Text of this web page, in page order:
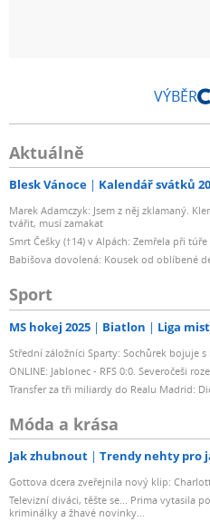
VÝBĚR
Aktuálně
Blesk Vánoce Kalendář svátků
Marek Adamczyk: Jsem z něj zklamaný.
tvářit, musí zamakat
Smrt Češky (†14) v Alpách: Zemřela při
Babišova dovolená: Kousek od oblíbené
Sport
MS hokej 2025 Biatlon Liga
Střední záložníci Sparty: Sochůrek bojuje
ONLINE: Jablonec - RFS 0:0. Severočeši
Transfer za tři miliardy do Realu Madrid:
Móda a krása
Jak zhubnout Trendy nehty pro
Gottova dcera zveřejnila nový klip:
Televizní diváci, těšte se... Prima vytasila
kriminálky a žhavé novinky...